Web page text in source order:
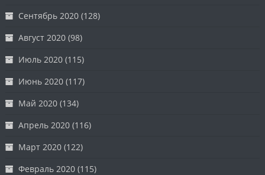
Сентябрь 2020 (128)
Август 2020 (98)
Июль 2020 (115)
Июнь 2020 (117)
Май 2020 (134)
Апрель 2020 (116)
Март 2020 (122)
Февраль 2020 (115)